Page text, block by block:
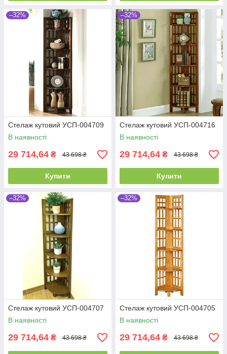
–32%
Стелаж кутовий УСП-004709
В наявності
29 714,64 ₴ 43 698 ₴
Купити
–32%
Стелаж кутовий УСП-004716
В наявності
29 714,64 ₴ 43 698 ₴
Купити
–32%
Стелаж кутовий УСП-004707
В наявності
29 714,64 ₴ 43 698 ₴
–32%
Стелаж кутовий УСП-004705
В наявності
29 714,64 ₴ 43 698 ₴